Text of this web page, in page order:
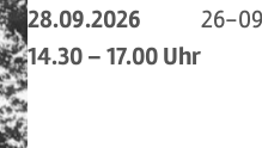
28.09.2026
14.30 – 17.00 Uhr
26-